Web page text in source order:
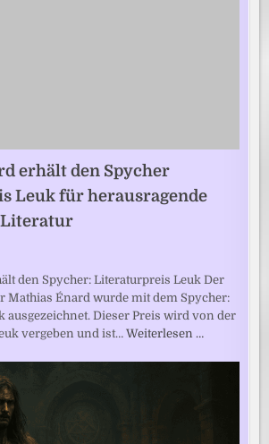
erhält den Spycher
Leuk für herausragende
Literatur
den Spycher: Literaturpreis Leuk Der
Mathias Énard wurde mit dem Spycher:
ausgezeichnet. Dieser Preis wird von der
vergeben und ist…Weiterlesen …